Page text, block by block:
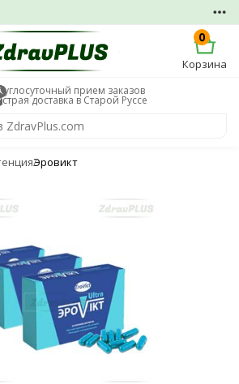
0
Корзина
прием заказов
доставка в Старой Руссе
Эровикт